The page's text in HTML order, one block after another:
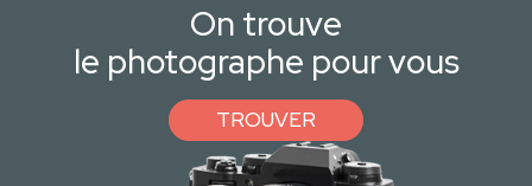
On trouve
le photographe pour vous
TROUVER